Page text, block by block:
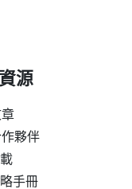
源
夥伴
手冊